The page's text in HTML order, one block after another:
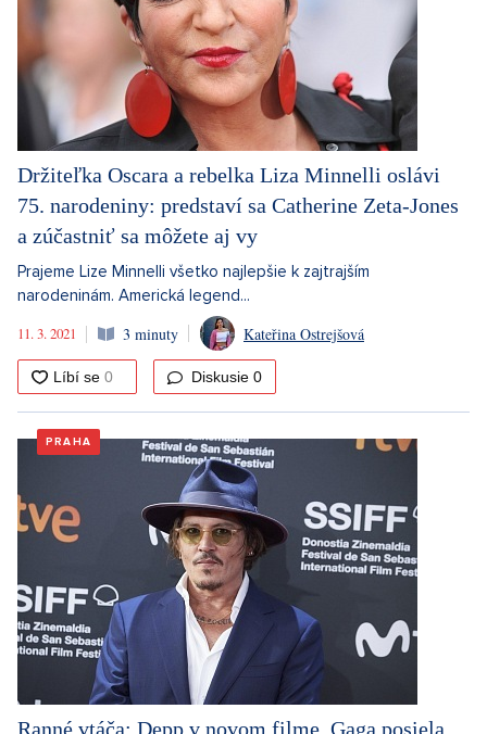
Držiteľka Oscara a rebelka Liza Minnelli oslávi
75. narodeniny: predstaví sa Catherine Zeta-Jones
a zúčastniť sa môžete aj vy
Prajeme Lize Minnelli všetko najlepšie k zajtrajším
narodeninám. Americká legend...
11. 3. 2021
3 minuty Kateřina Ostrejšová
Diskusie 0
PRAHA
Ranné vtáča: Depp v novom filme. Gaga posiela